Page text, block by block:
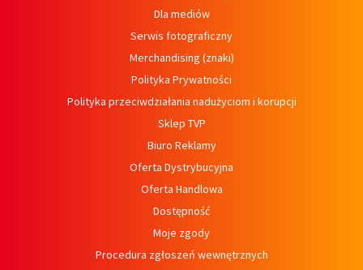
Dla mediów
Serwis fotograficzny
Merchandising (znaki)
Polityka Prywatności
Polityka przeciwdziałania nadużyciom i korupcji
Sklep TVP
Biuro Reklamy
Oferta Dystrybucyjna
Oferta Handlowa
Dostępność
Moje zgody
Procedura zgłoszeń wewnętrznych